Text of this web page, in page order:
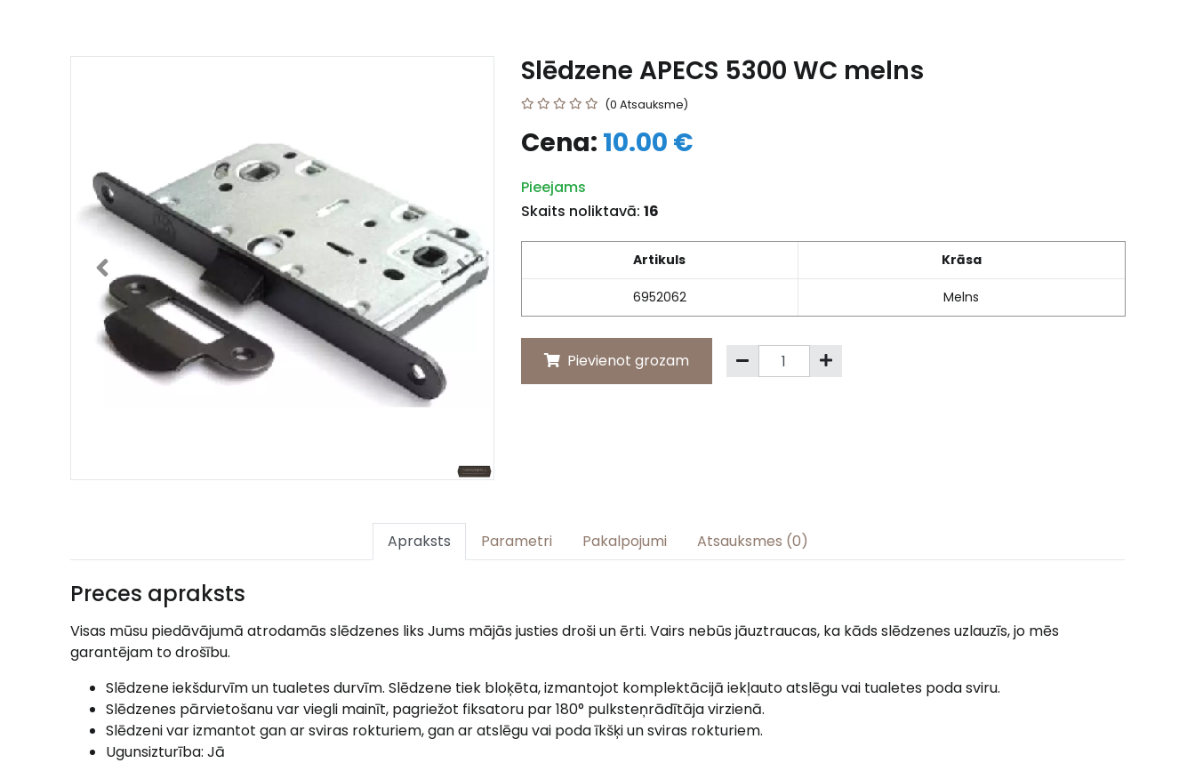
Slēdzene APECS 5300 WC melns
(0 Atsauksme)
Cena: 10.00 €
Pieejams
Skaits noliktavā: 16
Artikuls Krāsa
6952062 Melns
Pievienot grozam
Apraksts Parametri Pakalpojumi Atsauksmes (0)
Preces apraksts
Visas mūsu piedāvājumā atrodamās slēdzenes liks Jums mājās justies droši un ērti. Vairs nebūs jāuztraucas, ka kāds slēdzenes uzlauzīs, jo mēs
garantējam to drošību.
Slēdzene iekšdurvīm un tualetes durvīm. Slēdzene tiek bloķēta, izmantojot komplektācijā iekļauto atslēgu vai tualetes poda sviru.
Slēdzenes pārvietošanu var viegli mainīt, pagriežot fiksatoru par 180° pulksteņrādītāja virzienā.
Slēdzeni var izmantot gan ar sviras rokturiem, gan ar atslēgu vai poda īkšķi un sviras rokturiem.
Ugunsizturība: Jā